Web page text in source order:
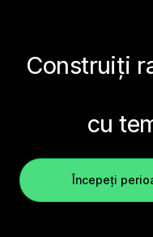
Construiți
cu
Începeți